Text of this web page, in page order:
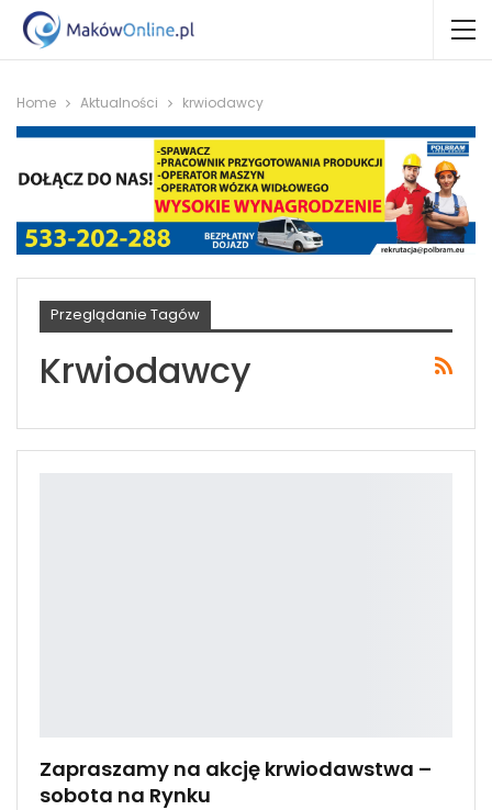
Home Aktualności krwiodawcy
Przeglądanie Tagów
Krwiodawcy
Zapraszamy na akcję krwiodawstwa –
sobota na Rynku